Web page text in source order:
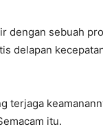
dengan sebuah
delapan
terjaga
itu.